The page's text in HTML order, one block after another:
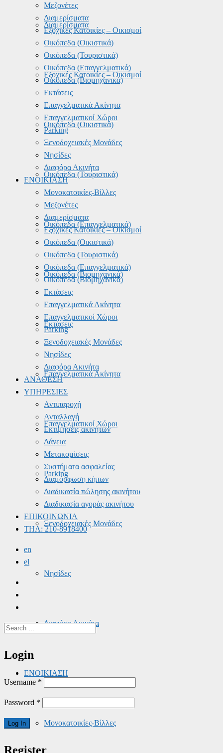
Διαμερίσματα
Εξοχικές Κατοικίες – Οικισμοί
Οικόπεδα (Οικιστικά)
Οικόπεδα (Τουριστικά)
Οικόπεδα (Επαγγελματικά)
Οικόπεδα (Βιομηχανικά)
Εκτάσεις
Επαγγελματικά Ακίνητα
Επαγγελματικοί Χώροι
Parking
Ξενοδοχειακές Μονάδες
Νησίδες
Διαφόρα Ακινήτα
ΕΝΟΙΚΙΑΣΗ
Μονοκατοικίες-Βίλλες
Μεζονέτες
Διαμερίσματα
Εξοχικές Κατοικίες – Οικισμοί
Οικόπεδα (Οικιστικά)
Οικόπεδα (Τουριστικά)
Οικόπεδα (Επαγγελματικά)
Οικόπεδα (Βιομηχανικά)
Εκτάσεις
Επαγγελματικά Ακίνητα
Επαγγελματικοί Χώροι
Parking
Ξενοδοχειακές Μονάδες
Νησίδες
Διαφόρα Ακινήτα
ΕΝΟΙΚΙΑΣΗ
Μονοκατοικίες-Βίλλες
Μεζονέτες
Διαμερίσματα
Εξοχικές Κατοικίες – Οικισμοί
Οικόπεδα (Οικιστικά)
Οικόπεδα (Τουριστικά)
Οικόπεδα (Επαγγελματικά)
Οικόπεδα (Βιομηχανικά)
Εκτάσεις
Επαγγελματικά Ακίνητα
Επαγγελματικοί Χώροι
Parking
Ξενοδοχειακές Μονάδες
Νησίδες
Διαφόρα Ακινήτα
ΑΝΑΘΕΣΗ
ΥΠΗΡΕΣΙΕΣ
Αντιπαροχή
Ανταλλαγή
Εκτιμήσεις ακινήτων
Δάνεια
Μετακομίσεις
Συστήματα ασφαλείας
Διαμόρφωση κήπων
Διαδικασία πώλησης ακινήτου
Διαδικασία αγοράς ακινήτου
ΕΠΙΚΟΙΝΩΝΙΑ
ΤΗΛ: 210-8918400
en
el
Login
Username *
Password *
Register